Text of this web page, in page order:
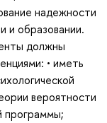
надежности
и образовании.
должны
• иметь
вероятности
программы;